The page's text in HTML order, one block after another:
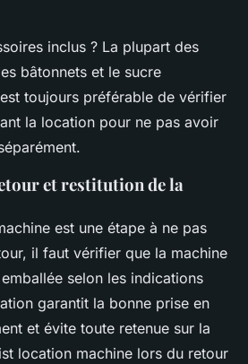
inclus ? La plupart des
bâtonnets et le sucre
toujours préférable de vérifier
la location pour ne pas avoir
et restitution de la
est une étape à ne pas
il faut vérifier que la machine
selon les indications
garantit la bonne prise en
et évite toute retenue sur la
location machine lors du retour